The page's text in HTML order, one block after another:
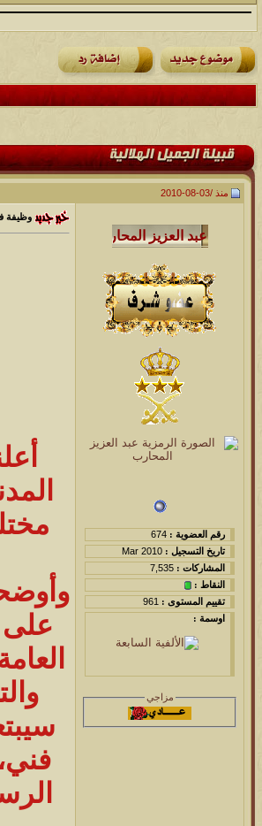
منذ /03-08-2010
رقم العضوية : 674
تاريخ التسجيل : Mar 2010
المشاركات : 7,535
النقاط :
تقييم المستوى : 961
اوسمة :
مزاجي
وظيفة
على